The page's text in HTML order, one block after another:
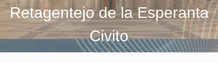
Retagentejo de la Esperanta
Civito